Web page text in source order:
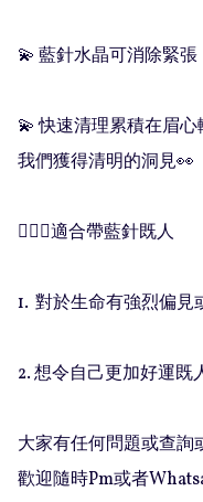
💫 藍針水晶可消除緊
💫 快速清理累積在眉
我們獲得清明的洞見👀
🧚🏻‍♀️適合帶藍針既人
1.  對於生命有強烈偏
2. 想令自己更加好運既
大家有任何問題或查
歡迎隨時Pm或者